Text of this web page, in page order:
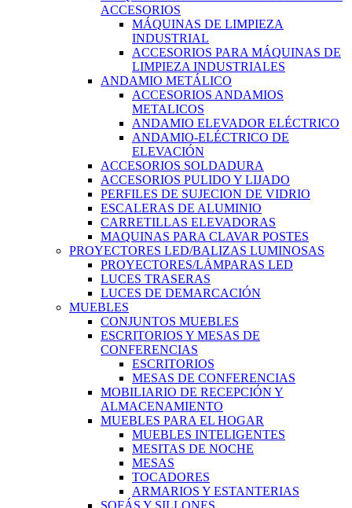
ACCESORIOS
MÁQUINAS DE LIMPIEZA
INDUSTRIAL
ACCESORIOS PARA MÁQUINAS DE
LIMPIEZA INDUSTRIALES
ANDAMIO METÁLICO
ACCESORIOS ANDAMIOS
METALICOS
ANDAMIO ELEVADOR ELÉCTRICO
ANDAMIO-ELÉCTRICO DE
ELEVACIÓN
ACCESORIOS SOLDADURA
ACCESORIOS PULIDO Y LIJADO
PERFILES DE SUJECION DE VIDRIO
ESCALERAS DE ALUMINIO
CARRETILLAS ELEVADORAS
MAQUINAS PARA CLAVAR POSTES
PROYECTORES LED/BALIZAS LUMINOSAS
PROYECTORES/LÁMPARAS LED
LUCES TRASERAS
LUCES DE DEMARCACIÓN
MUEBLES
CONJUNTOS MUEBLES
ESCRITORIOS Y MESAS DE
CONFERENCIAS
ESCRITORIOS
MESAS DE CONFERENCIAS
MOBILIARIO DE RECEPCIÓN Y
ALMACENAMIENTO
MUEBLES PARA EL HOGAR
MUEBLES INTELIGENTES
MESITAS DE NOCHE
MESAS
TOCADORES
ARMARIOS Y ESTANTERIAS
SOFÁS Y SILLONES